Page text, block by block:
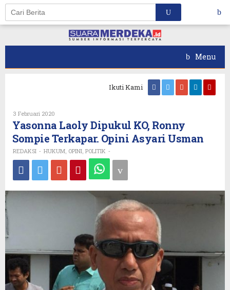
Skip
content
Menu
Ikuti Kami
3 Februari 2020
REDAKSI
Yasonna Laoly Dipukul KO, Ronny
Sompie Terkapar. Opini Asyari Usman
REDAKSI - HUKUM OPINI POLITIK -